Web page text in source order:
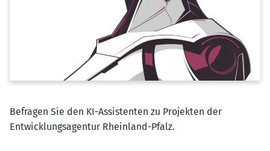
Befragen Sie den KI-Assistenten zu Projekten der
Entwicklungsagentur Rheinland-Pfalz.